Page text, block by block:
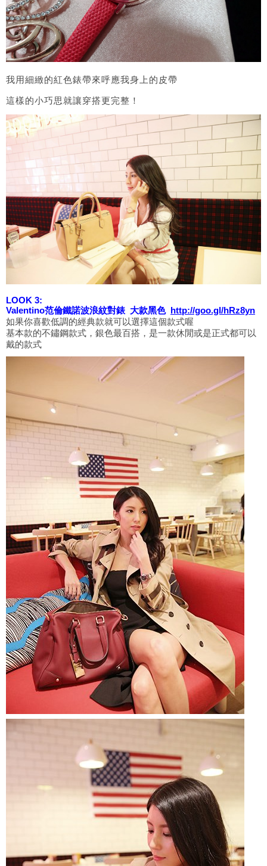
我用細緻的紅色錶帶來呼應我身上的皮帶
這樣的小巧思就讓穿搭更完整！
LOOK 3:
Valentino范倫鐵諾波浪紋對錶 大款黑色 http://goo.gl/hRz8yn
如果你喜歡低調的經典款就可以選擇這個款式喔
基本款的不鏽鋼款式，銀色最百搭，是一款休閒或是正式都可以
戴的款式